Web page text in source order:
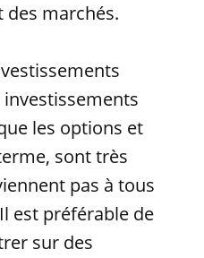
des marchés.
les options et
sont très
pas à tous
est préférable de
sur des